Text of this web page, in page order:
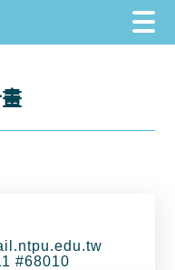
#68010